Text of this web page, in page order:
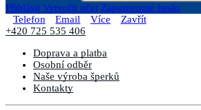
Přihlásit Vytvořit účet Zapomenuté heslo
Telefon
Email Více
Zavřít
+420 725 535 406
Doprava a platba
Osobní odběr
Naše výroba šperků
Kontakty